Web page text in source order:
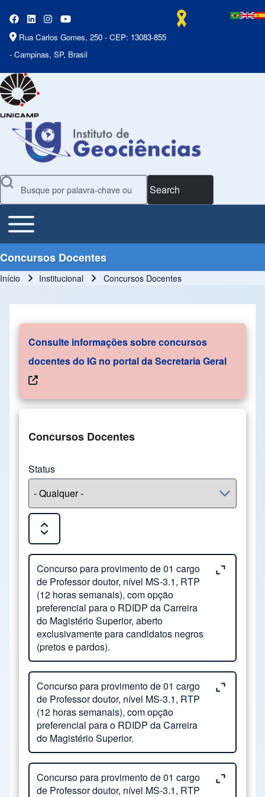
Rua Carlos Gomes, 250 - CEP: 13083-855
- Campinas, SP, Brasil
Search
Main Menu
Toggle main menu
Concursos Docentes
Início Institucional Concursos Docentes
Consulte informações sobre concursos
docentes do IG no portal da Secretaria Geral
Concursos Docentes
Status
Expand or Collapse all sections
Concurso para provimento de 01 cargo
de Professor doutor, nível MS-3.1, RTP
(12 horas semanais), com opção
preferencial para o RDIDP da Carreira
do Magistério Superior, aberto
exclusivamente para candidatos negros
(pretos e pardos).
Close or Open tab vvja-pane-14853567-1-pane
Nº. Processo: Concurso público para
Professor Doutor na Área de Geologia,
nas disciplinas GN111, GE511 e GE708,
aberto exclusivamente para candidatos
negros (pretos e pardos).
Status:Previsto
Concurso para provimento de 01 cargo
de Professor doutor, nível MS-3.1, RTP
(12 horas semanais), com opção
preferencial para o RDIDP da Carreira
do Magistério Superior.
Close or Open tab vvja-pane-14853567-2-pane
Nº. Processo: 22-P-47468/2025 - Edital de
Abertura das Inscrições
Concurso para provimento de 01 cargo
de Professor doutor, nível MS-3.1, RTP
Close or Open tab vvja-pane-14853567-3-pane